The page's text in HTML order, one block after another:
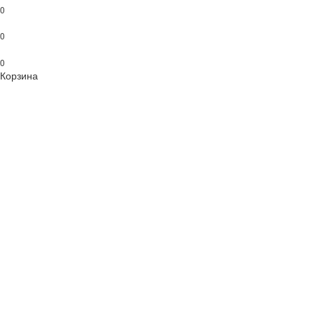
0
0
0
Корзина